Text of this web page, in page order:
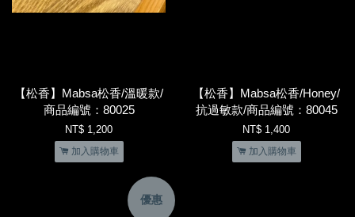
【松香】Mabsa松香/溫暖款/
商品編號：80025
NT$ 1,200
加入購物車
【松香】Mabsa松香/Honey/
抗過敏款/商品編號：80045
NT$ 1,400
加入購物車
優惠